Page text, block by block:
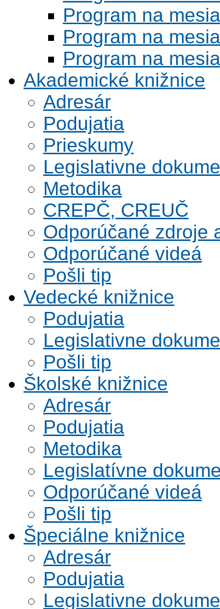
Program na
Program na
Program na
Akademické knižnice
Adresár
Podujatia
Prieskumy
Legislativne
Metodika
CREPČ, CREUČ
Odporúčané zdroje
Odporúčané videá
Pošli tip
Vedecké knižnice
Podujatia
Legislativne
Pošli tip
Školské knižnice
Adresár
Podujatia
Metodika
Legislatívne
Odporúčané videá
Pošli tip
Špeciálne knižnice
Adresár
Podujatia
Legislativne